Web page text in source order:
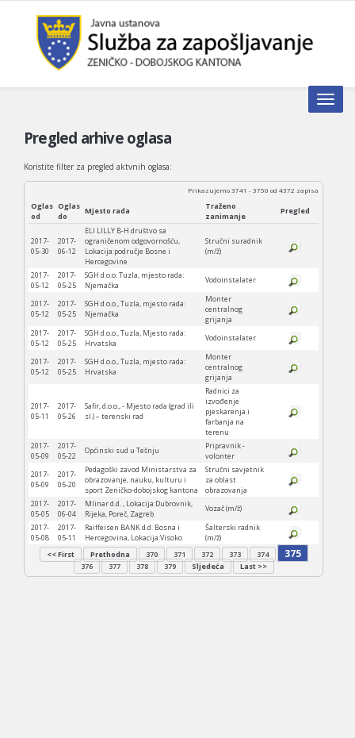
Toggle
Pregled arhive oglasa
Koristite filter za pregled aktvnih oglasa:
Prikazujemo 3741 - 3750 od 4372 zapisa
Oglas
od
Oglas
do
Mjesto rada
Traženo
zanimanje
Pregled
2017-
05-30
2017-
06-12
ELI LILLY B-H društvo sa
ograničenom odgovornošću,
Lokacija:područje Bosne i
Hercegovine
Stručni suradnik
(m/ž)
2017-
05-12
2017-
05-25
SGH d.o.o. Tuzla, mjesto rada:
Njemačka
Vodoinstalater
2017-
05-12
2017-
05-25
SGH d.o.o., Tuzla, mjesto rada:
Njemačka
Monter
centralnog
grijanja
2017-
05-12
2017-
05-25
SGH d.o.o., Tuzla, Mjesto rada:
Hrvatska
Vodoinstalater
2017-
05-12
2017-
05-25
SGH d.o.o., Tuzla, mjesto rada:
Hrvatska
Monter
centralnog
grijanja
2017-
05-11
2017-
05-26
Safir, d.o.o., - Mjesto rada (grad ili
sl.) – terenski rad
Radnici za
izvođenje
pjeskarenja i
farbanja na
terenu
2017-
05-09
2017-
05-22
Općinski sud u Tešnju
Pripravnik -
volonter
2017-
05-09
2017-
05-20
Pedagoški zavod Ministarstva za
obrazovanje, nauku, kulturu i
sport Zeničko-dobojskog kantona
Stručni savjetnik
za oblast
obrazovanja
2017-
05-05
2017-
06-04
Mlinar d.d. , Lokacija:Dubrovnik,
Rijeka, Poreč, Zagreb
Vozač (m/ž)
2017-
05-08
2017-
05-11
Raiffeisen BANK d.d. Bosna i
Hercegovina, Lokacija:Visoko
Šalterski radnik
(m/ž)
<< First
Prethodna 370 371 372 373 374 375
376 377 378 379 Sljedeća Last >>